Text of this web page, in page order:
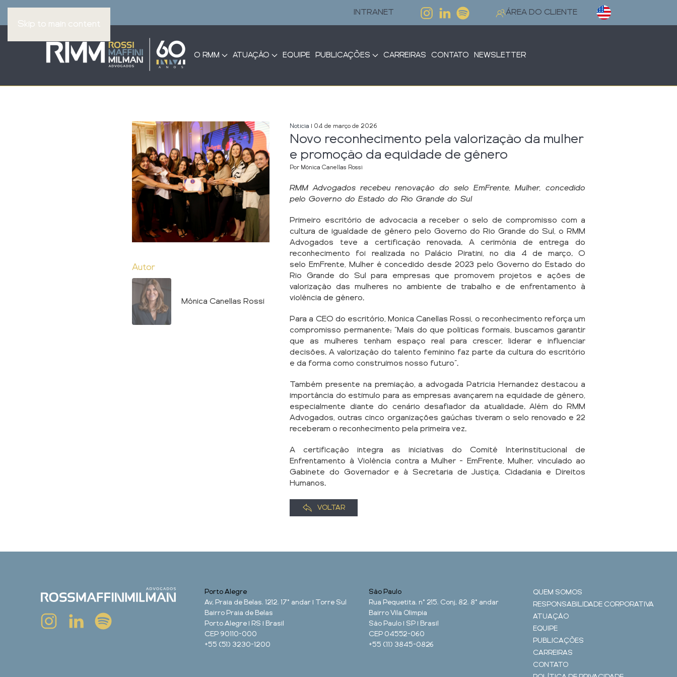
Skip to main content
INTRANET ÁREA DO CLIENTE Selecione o seu idioma
O RMM ATUAÇÃO EQUIPE PUBLICAÇÕES CARREIRAS CONTATO NEWSLETTER
Autor
Mônica Canellas Rossi
Notícia | 04 de março de 2026
Novo reconhecimento pela valorização da mulher
e promoção da equidade de gênero
Por Mônica Canellas Rossi
RMM Advogados recebeu renovação do selo EmFrente, Mulher, concedido
pelo Governo do Estado do Rio Grande do Sul
Primeiro escritório de advocacia a receber o selo de compromisso com a
cultura de igualdade de gênero pelo Governo do Rio Grande do Sul, o RMM
Advogados teve a certificação renovada. A cerimônia de entrega do
reconhecimento foi realizada no Palácio Piratini, no dia 4 de março. O
selo EmFrente, Mulher é concedido desde 2023 pelo Governo do Estado do
Rio Grande do Sul para empresas que promovem projetos e ações de
valorização das mulheres no ambiente de trabalho e de enfrentamento à
violência de gênero.
Para a CEO do escritório, Monica Canellas Rossi, o reconhecimento reforça um
compromisso permanente: “Mais do que políticas formais, buscamos garantir
que as mulheres tenham espaço real para crescer, liderar e influenciar
decisões. A valorização do talento feminino faz parte da cultura do escritório
e da forma como construímos nosso futuro”.
Também presente na premiação, a advogada Patricia Hernandez destacou a
importância do estímulo para as empresas avançarem na equidade de gênero,
especialmente diante do cenário desafiador da atualidade. Além do RMM
Advogados, outras cinco organizações gaúchas tiveram o selo renovado e 22
receberam o reconhecimento pela primeira vez.
A certificação integra as iniciativas do Comitê Interinstitucional de
Enfrentamento à Violência contra a Mulher – EmFrente, Mulher, vinculado ao
Gabinete do Governador e à Secretaria de Justiça, Cidadania e Direitos
Humanos.
VOLTAR
Porto Alegre
Av. Praia de Belas, 1212, 17° andar | Torre Sul
Bairro Praia de Belas
Porto Alegre | RS | Brasil
CEP 90110-000
+55 (51) 3230-1200
São Paulo
Rua Pequetita, n° 215, Conj. 82, 8° andar
Bairro Vila Olimpia
São Paulo | SP | Brasil
CEP 04552-060
+55 (11) 3845-0826
QUEM SOMOS
RESPONSABILIDADE CORPORATIVA
ATUAÇÃO
EQUIPE
PUBLICAÇÕES
CARREIRAS
CONTATO